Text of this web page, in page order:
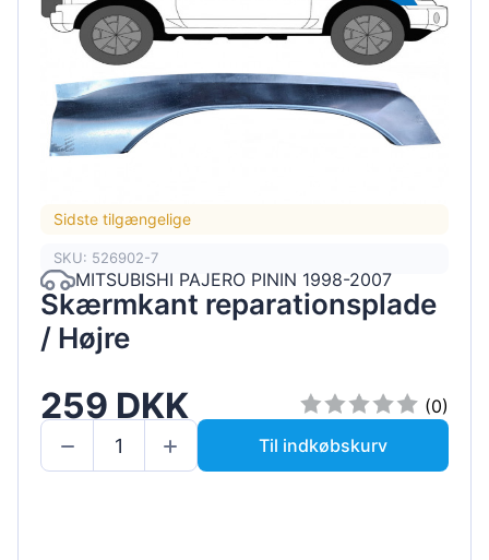
Sidste tilgængelige
SKU: 526902-7
MITSUBISHI PAJERO PININ 1998-2007
Skærmkant reparationsplade
/ Højre
259 DKK
(0)
Til indkøbskurv